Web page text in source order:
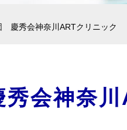
慶秀会神奈川ARTクリニック
会神奈川